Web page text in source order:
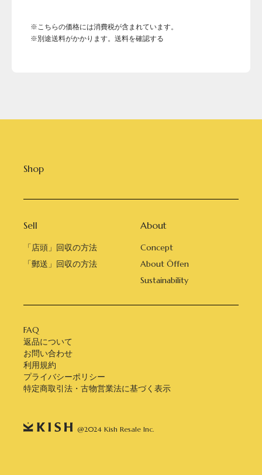
※こちらの価格には消費税が含まれています。
※別途送料がかかります。送料を確認する
Shop
Sell
「店頭」回収の方法
「郵送」回収の方法
About
Concept
About Öffen
Sustainability
FAQ
返品について
お問い合わせ
利用規約
プライバシーポリシー
特定商取引法・古物営業法に基づく表示
@2024 Kish Resale Inc.